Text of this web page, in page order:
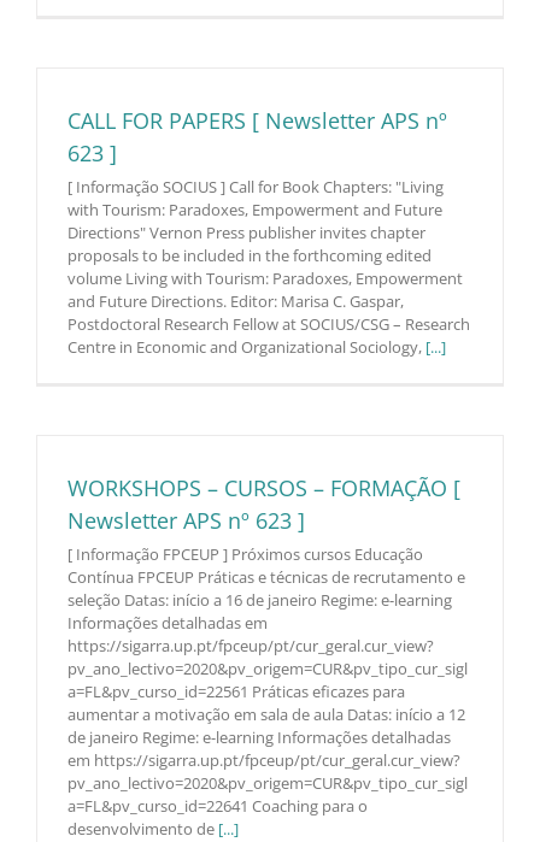
CALL FOR PAPERS [ Newsletter APS nº
623 ]
[ Informação SOCIUS ] Call for Book Chapters: "Living
with Tourism: Paradoxes, Empowerment and Future
Directions" Vernon Press publisher invites chapter
proposals to be included in the forthcoming edited
volume Living with Tourism: Paradoxes, Empowerment
and Future Directions. Editor: Marisa C. Gaspar,
Postdoctoral Research Fellow at SOCIUS/CSG – Research
Centre in Economic and Organizational Sociology, [...]
WORKSHOPS – CURSOS – FORMAÇÃO [
Newsletter APS nº 623 ]
[ Informação FPCEUP ] Próximos cursos Educação
Contínua FPCEUP Práticas e técnicas de recrutamento e
seleção Datas: início a 16 de janeiro Regime: e-learning
Informações detalhadas em
https://sigarra.up.pt/fpceup/pt/cur_geral.cur_view?
pv_ano_lectivo=2020&pv_origem=CUR&pv_tipo_cur_sigl
a=FL&pv_curso_id=22561 Práticas eficazes para
aumentar a motivação em sala de aula Datas: início a 12
de janeiro Regime: e-learning Informações detalhadas
em https://sigarra.up.pt/fpceup/pt/cur_geral.cur_view?
pv_ano_lectivo=2020&pv_origem=CUR&pv_tipo_cur_sigl
a=FL&pv_curso_id=22641 Coaching para o
desenvolvimento de [...]